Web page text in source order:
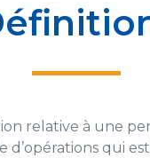
relative à une
qui